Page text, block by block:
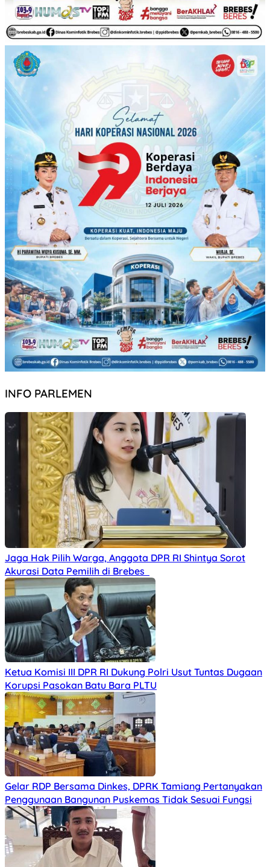
INFO PARLEMEN
Jaga Hak Pilih Warga, Anggota DPR RI Shintya Sorot
Akurasi Data Pemilih di Brebes
Ketua Komisi III DPR RI Dukung Polri Usut Tuntas Dugaan
Korupsi Pasokan Batu Bara PLTU
Gelar RDP Bersama Dinkes, DPRK Tamiang Pertanyakan
Penggunaan Bangunan Puskemas Tidak Sesuai Fungsi